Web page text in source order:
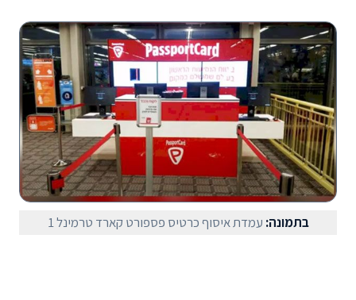
בתמונה: עמדת איסוף כרטיס פספורט קארד טרמינל 1